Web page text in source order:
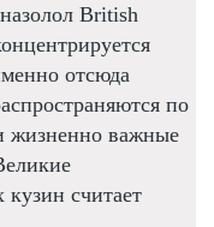
British
отсюда
по
жизненно важные
считает